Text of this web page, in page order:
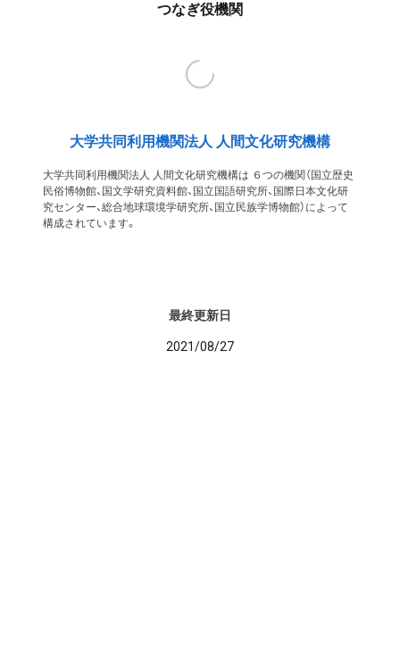
つなぎ役機関
大学共同利用機関法人 人間文化研究機構
大学共同利用機関法人 人間文化研究機構は ６つの機関（国立歴史
民俗博物館、国文学研究資料館、国立国語研究所、国際日本文化研
究センター、総合地球環境学研究所、国立民族学博物館）によって
構成されています。
最終更新日
2021/08/27